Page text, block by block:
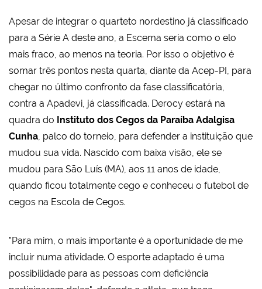
Apesar de integrar o quarteto nordestino já classificado
para a Série A deste ano, a Escema seria como o elo
mais fraco, ao menos na teoria. Por isso o objetivo é
somar três pontos nesta quarta, diante da Acep-PI, para
chegar no último confronto da fase classificatória,
contra a Apadevi, já classificada. Derocy estará na
quadra do Instituto dos Cegos da Paraíba Adalgisa
Cunha, palco do torneio, para defender a instituição que
mudou sua vida. Nascido com baixa visão, ele se
mudou para São Luís (MA), aos 11 anos de idade,
quando ficou totalmente cego e conheceu o futebol de
cegos na Escola de Cegos.
"Para mim, o mais importante é a oportunidade de me
incluir numa atividade. O esporte adaptado é uma
possibilidade para as pessoas com deficiência